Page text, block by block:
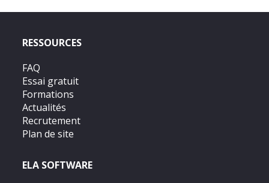
RESSOURCES
FAQ
Essai gratuit
Formations
Actualités
Recrutement
Plan de site
ELA SOFTWARE